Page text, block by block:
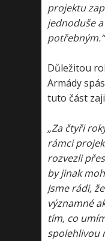
projektu
jednoduše
potřebným.“
Důležitou
Armády
tuto část
„Za čtyři
rámci
rozvezli
by jinak
Jsme rádi,
významné
tím, co
spolehlivou